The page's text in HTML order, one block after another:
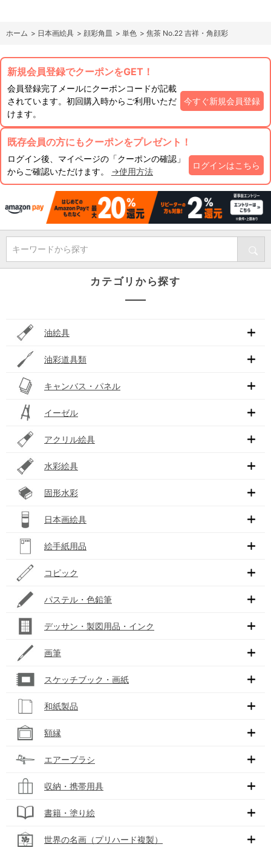
ホーム > 日本画絵具 > 顔彩角皿 > 単色 > 焦茶 No.22 吉祥・角顔彩
新規会員登録でクーポンをGET！
会員登録完了メールにクーポンコードが記載
されています。初回購入時からご利用いただ
けます。
今すぐ新規会員登録
既存会員の方にもクーポンをプレゼント！
ログイン後、マイページの「クーポンの確認」
からご確認いただけます。 →使用方法
ログインはこちら
キーワードから探す
カテゴリから探す
油絵具
油彩道具類
キャンバス・パネル
イーゼル
アクリル絵具
水彩絵具
固形水彩
日本画絵具
絵手紙用品
コピック
パステル・色鉛筆
デッサン・製図用品・インク
画筆
スケッチブック・画紙
和紙製品
額縁
エアーブラシ
収納・携帯用具
書籍・塗り絵
世界の名画（プリハード複製）